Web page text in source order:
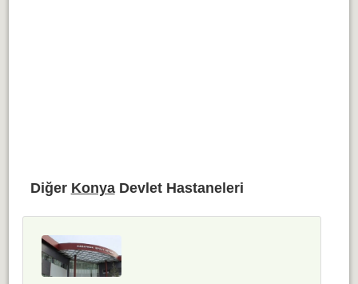
Diğer KonyaDevlet Hastaneleri